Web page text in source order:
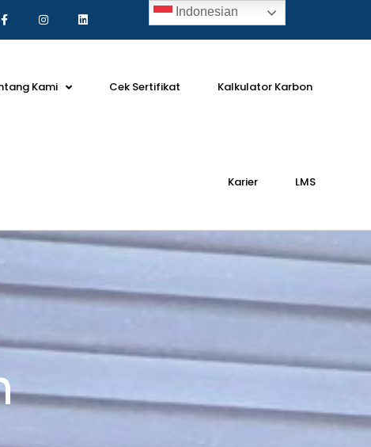
Kami Cek Sertifikat Kalkulator Karbon
Karier LMS
Indonesian